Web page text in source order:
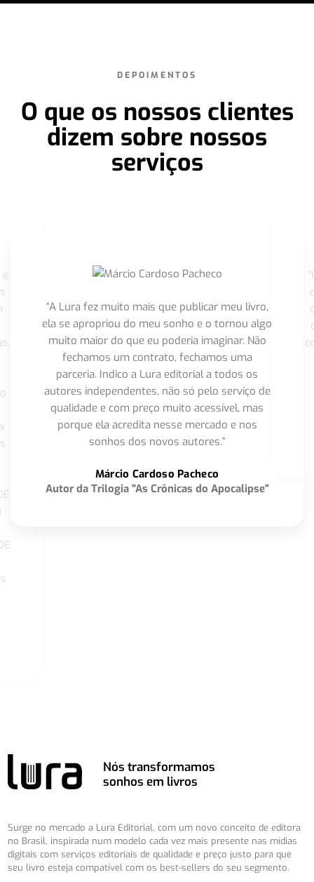
DEPOIMENTOS
O que os nossos clientes
dizem sobre nossos
serviços
“A Lura fez muito mais que publicar meu livro,
ela se apropriou do meu sonho e o tornou algo
muito maior do que eu poderia imaginar. Não
fechamos um contrato, fechamos uma
parceria. Indico a Lura editorial a todos os
autores independentes, não só pelo serviço de
qualidade e com preço muito acessível, mas
porque ela acredita nesse mercado e nos
sonhos dos novos autores.”
Márcio Cardoso Pacheco
Autor da Trilogia "As Crônicas do Apocalipse"
Nós transformamos
sonhos em livros
Surge no mercado a Lura Editorial, com um novo conceito de editora
no Brasil, inspirada num modelo cada vez mais presente nas mídias
digitais com serviços editoriais de qualidade e preço justo para que
seu livro esteja compatível com os best-sellers do seu segmento.